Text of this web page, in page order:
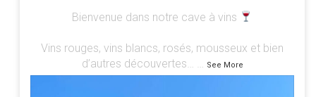
Bienvenue dans notre cave à vins
Vins rouges, vins blancs, rosés, mousseux et bien
d’autres découvertes… … See More